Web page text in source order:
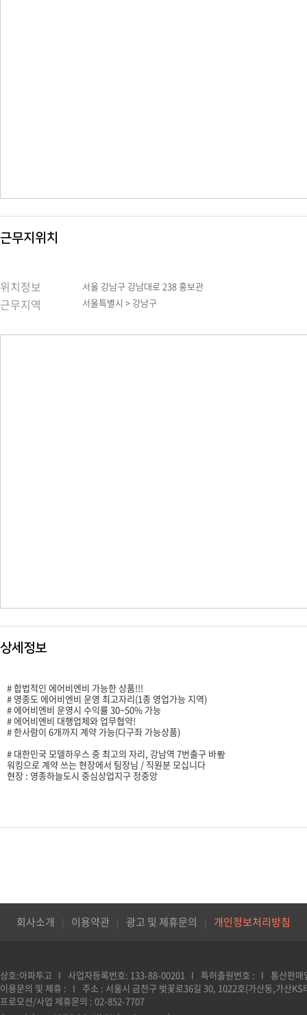
근무지위치
위치정보 서울 강남구 강남대로 238 홍보관
근무지역 서울특별시 > 강남구
상세정보
# 합법적인 에어비엔비 가능한 상품!!!
# 영종도 에어비엔비 운영 최고자리(1종 영업가능 지역)
# 에어비엔비 운영시 수익률 30~50% 가능
# 에어비엔비 대행업체와 업무협약!
# 한사람이 6개까지 계약 가능(다구좌 가능상품)
# 대한민국 모델하우스 중 최고의 자리, 강남역 7번출구 바뢒
워킹으로 계약 쓰는 현장에서 팀장님 / 직원분 모십니다
현장 : 영종하늘도시 중심상업지구 정중앙
회사소개 이용약관 광고 및 제휴문의 개인정보처리방침
상호:아파투고 사업자등록번호: 133-88-00201 특허출원번호 :
통산판매
이용문의 및 제휴 :
주소 : 서울시 금천구 벚꽃로36길 30, 1022호(가산동,가산KS
프로모션/사업 제휴문의 : 02-852-7707